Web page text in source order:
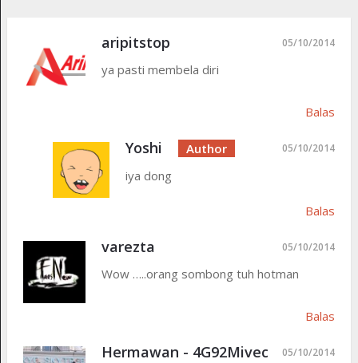
aripitstop 05/10/2014
ya pasti membela diri
Balas
Yoshi 05/10/2014
iya dong
Balas
varezta 05/10/2014
Wow …..orang sombong tuh hotman
Balas
Hermawan - 4G92Mivec 05/10/2014